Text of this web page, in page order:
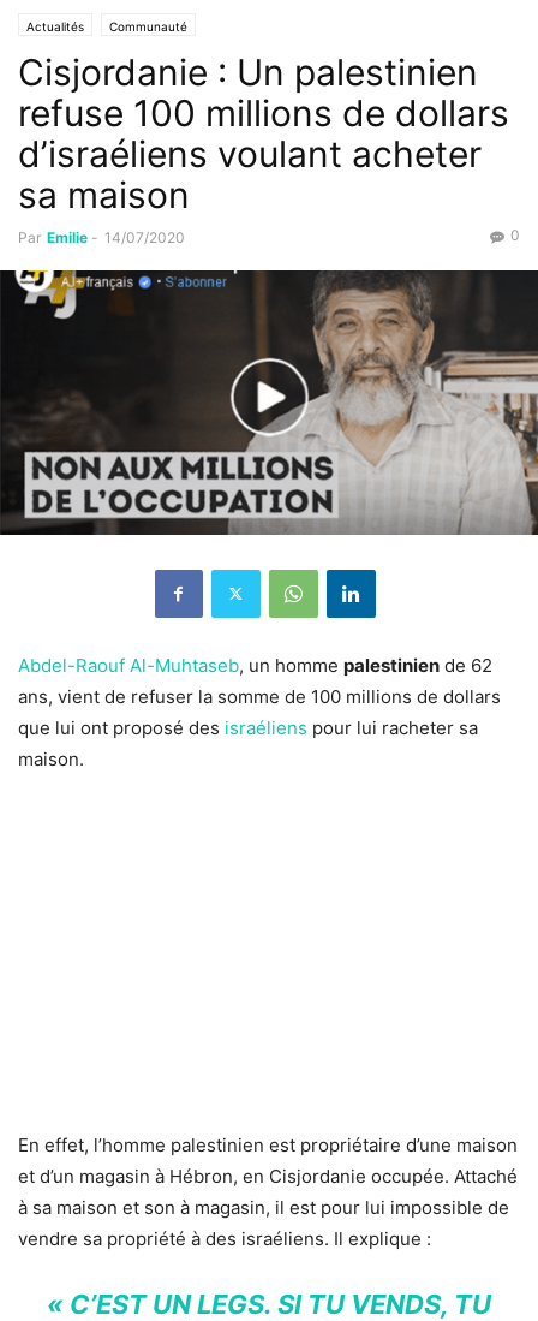
Actualités Communauté
Cisjordanie : Un palestinien
refuse 100 millions de dollars
d’israéliens voulant acheter
sa maison
Par Emilie - 14/07/2020 0
Abdel-Raouf Al-Muhtaseb, un homme palestinien de 62
ans, vient de refuser la somme de 100 millions de dollars
que lui ont proposé des israéliens pour lui racheter sa
maison.
En effet, l’homme palestinien est propriétaire d’une maison
et d’un magasin à Hébron, en Cisjordanie occupée. Attaché
à sa maison et son à magasin, il est pour lui impossible de
vendre sa propriété à des israéliens. Il explique :
« C’EST UN LEGS. SI TU VENDS, TU